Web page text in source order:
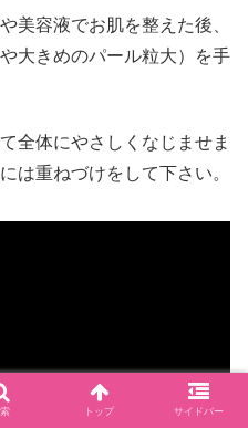
美容液でお肌を整えた後、
大きめのパール粒大）を手
全体にやさしくなじませま
は重ねづけをして下さい。
トップ サイドバー